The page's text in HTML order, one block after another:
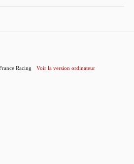
Racing Voir la version ordinateur